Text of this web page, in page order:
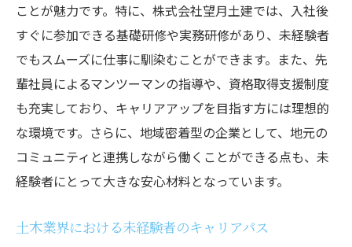
資格取得を通じて成長するストーリー
資格取得支援がもたらすキャリアアップの
可能性
未経験でも安心沼津土木求人のサポート体制と
は
未経験者をサポートする体制の充実度
初めての方でも安心して働ける環境
個別サポートがもたらす安心感
ことが魅力です。特に、株式会社望月土建では、入社後
すぐに参加できる基礎研修や実務研修があり、未経験者
でもスムーズに仕事に馴染むことができます。また、先
輩社員によるマンツーマンの指導や、資格取得支援制度
も充実しており、キャリアアップを目指す方には理想的
な環境です。さらに、地域密着型の企業として、地元の
コミュニティと連携しながら働くことができる点も、未
経験者にとって大きな安心材料となっています。
土木業界における未経験者のキャリアパス